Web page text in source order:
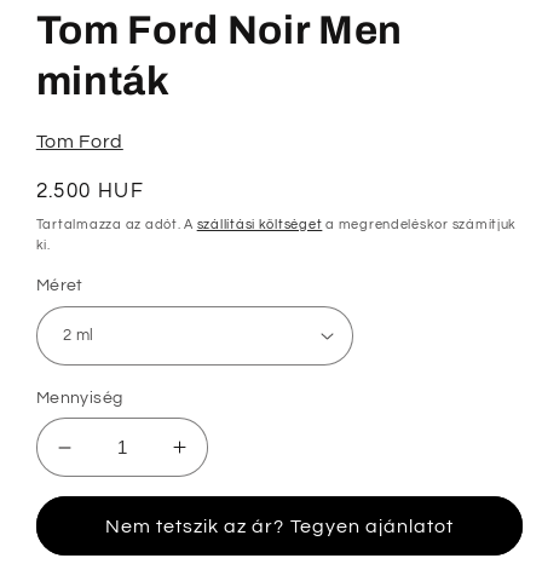
megnyitása
modális
párbeszédpanelen
Tom Ford Noir Men
minták
Tom Ford
Normál
ár
2.500 HUF
Tartalmazza az adót. A szállítási költséget a megrendeléskor számítjuk
ki.
Méret
Mennyiség
Ford
Men
Tom
Ford
Men
Nem tetszik az ár? Tegyen ajánlatot